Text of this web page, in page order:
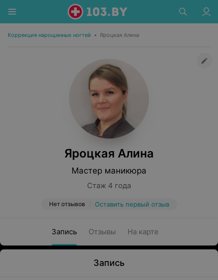
Коррекция нарощенных ногтей • Яроцкая Алина
Яроцкая Алина
Мастер маникюра
Стаж 4 года
Нет отзывов Оставить первый отзыв
Запись Отзывы На карте
Запись